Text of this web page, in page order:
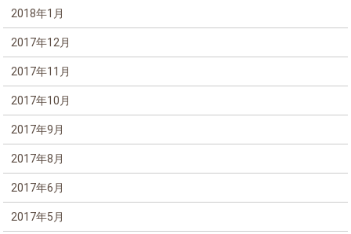
2018年1月
2017年12月
2017年11月
2017年10月
2017年9月
2017年8月
2017年6月
2017年5月